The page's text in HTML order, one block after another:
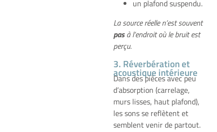
un plafond suspendu.
La source réelle n’est souvent
pasà l’endroit où le bruit est
perçu.
3. Réverbération et
acoustique intérieure
Dans des pièces avec peu
d’absorption (carrelage,
murs lisses, haut plafond),
les sons se reflètent et
semblent venir de partout.